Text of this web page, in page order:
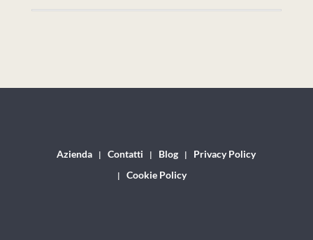
Azienda Contatti Blog
Privacy Policy
Cookie Policy